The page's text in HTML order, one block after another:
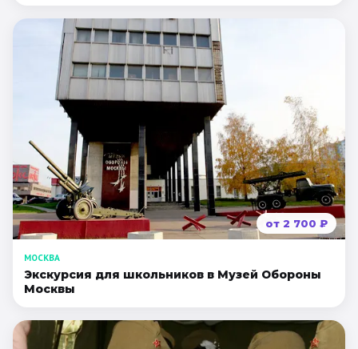
от 2 700 ₽
МОСКВА
Экскурсия для школьников в Музей Обороны
Москвы